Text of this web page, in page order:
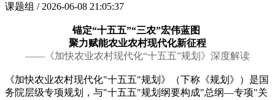
课题组 / 2026-06-08 21:05:37
锚定“十五五”“三农”宏伟蓝图
聚力赋能农业农村现代化新征程
——《加快农业农村现代化“十五五”规划》深度解读
《加快农业农村现代化"十五五"规划》（下称《规划》）是国
务院层级专项规划，与"十五五"规划纲要构成"总纲—专项"关